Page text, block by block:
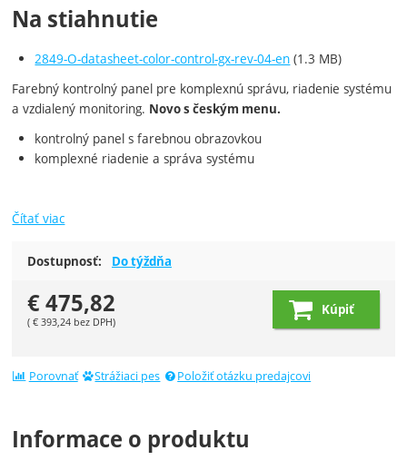
Na stiahnutie
2849-O-datasheet-color-control-gx-rev-04-en (1.3 MB)
Farebný kontrolný panel pre komplexnú správu, riadenie systému
a vzdialený monitoring. Novo s českým menu.
kontrolný panel s farebnou obrazovkou
komplexné riadenie a správa systému
Čítať viac
Dostupnosť: Do týždňa
€475,82
( € 393,24 bez DPH)
Kúpiť
Porovnať Strážiaci pes Položiť otázku predajcovi
Informace o produktu